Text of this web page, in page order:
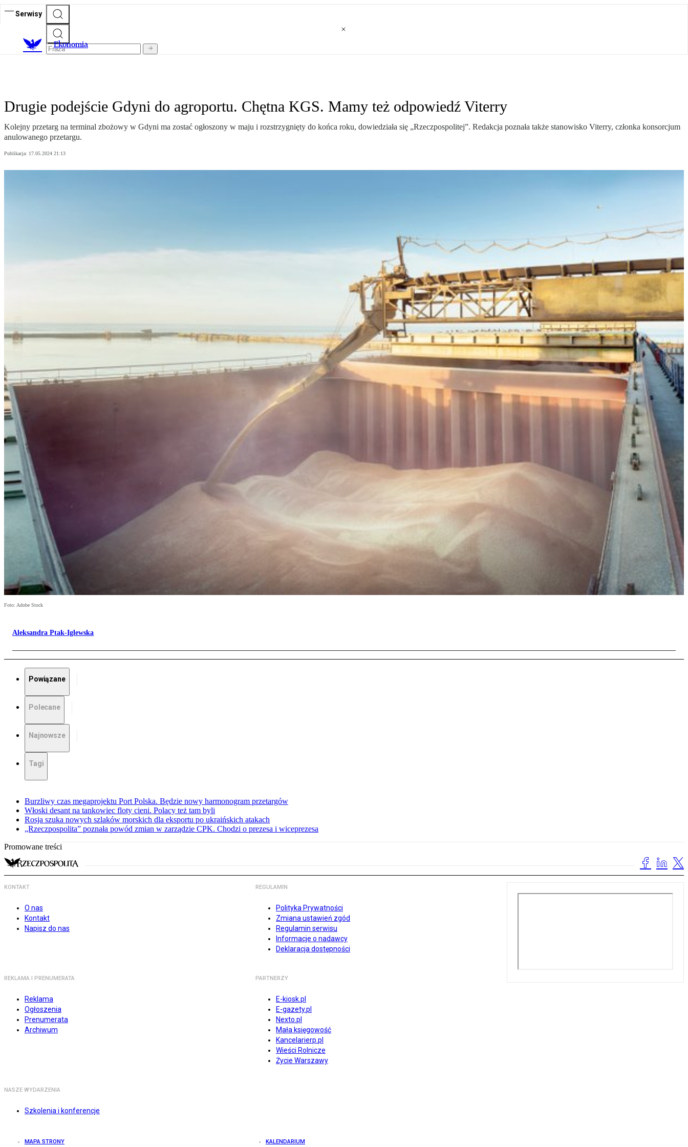
Serwisy
Ekonomia
Drugie podejście Gdyni do agroportu. Chętna KGS. Mamy też odpowiedź Viterry
Kolejny przetarg na terminal zbożowy w Gdyni ma zostać ogłoszony w maju i rozstrzygnięty do końca roku, dowiedziała się „Rzeczpospolitej”. Redakcja poznała także stanowisko Viterry, członka konsorcjum
anulowanego przetargu.
Publikacja: 17.05.2024 21:13
Foto: Adobe Stock
Aleksandra Ptak-Iglewska
Powiązane
Polecane
Najnowsze
Tagi
Burzliwy czas megaprojektu Port Polska. Będzie nowy harmonogram przetargów
Włoski desant na tankowiec floty cieni. Polacy też tam byli
Rosja szuka nowych szlaków morskich dla eksportu po ukraińskich atakach
„Rzeczpospolita” poznała powód zmian w zarządzie CPK. Chodzi o prezesa i wiceprezesa
Promowane treści
KONTAKT
O nas
Kontakt
Napisz do nas
REGULAMIN
Polityka Prywatności
Zmiana ustawień zgód
Regulamin serwisu
Informacje o nadawcy
Deklaracja dostępności
REKLAMA I PRENUMERATA
Reklama
Ogłoszenia
Prenumerata
Archiwum
PARTNERZY
E-kiosk.pl
E-gazety.pl
Nexto.pl
Mała księgowość
Kancelarierp.pl
Wieści Rolnicze
Życie Warszawy
NASZE WYDARZENIA
Szkolenia i konferencje
MAPA STRONY KALENDARIUM